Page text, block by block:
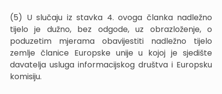
(5) U slučaju iz stavka 4. ovoga članka nadležno
tijelo je dužno, bez odgode, uz obrazloženje, o
poduzetim mjerama obavijestiti nadležno tijelo
zemlje članice Europske unije u kojoj je sjedište
davatelja usluga informacijskog društva i Europsku
komisiju.